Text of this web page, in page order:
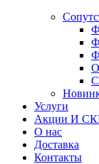
Услуги
Акции И
О нас
Доставка
Контакты